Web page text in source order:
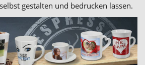
gestalten und bedrucken lassen.